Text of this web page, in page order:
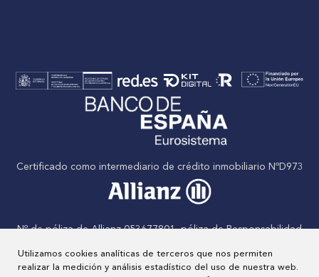
Utilizamos cookies analíticas de terceros que nos permiten
realizar la medición y análisis estadístico del uso de nuestra web.
Certificado como intermediario de crédito inmobiliario NºD973
Nº de póliza de Allianz 053677801, póliza de Responsabilidad